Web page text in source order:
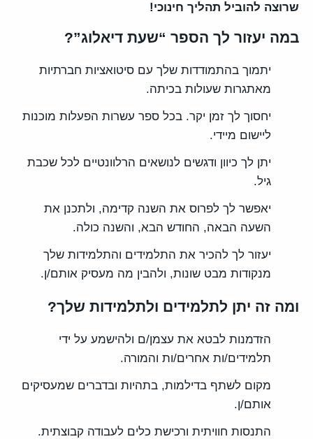
שרוצה להוביל תהליך חינוכי!
במה יעזור לך הספר “שעת דיאלוג”?
יתמוך בהתמודדות שלך עם סיטואציות חברתיות
מאתגרות שעולות בכיתה.
יחסוך לך זמן יקר. בכל ספר עשרות הפעלות מוכנות
ליישום מיידי.
יתן לך כיוון ודגשים לנושאים הרלוונטיים לכל שכבת
גיל.
יאפשר לך לפרוס את השנה קדימה, ולתכנן את
השעה הבאה, החודש הבא, והשנה כולה.
יעזור לך להכיר את התלמידים והתלמידות שלך
מנקודות מבט שונות, ולהבין מה מעסיק אותם/ן.
ומה זה יתן לתלמידים ולתלמידות שלך?
הזדמנות לבטא את עצמן/ם ולהישמע על ידי
תלמידים/ות אחרים/ות והמורה.
מקום לשתף בדילמות, בתהיות ובדברים שמעסיקים
אותם/ן.
התנסות חוויתית ורכישת כלים לעבודה קבוצתית.